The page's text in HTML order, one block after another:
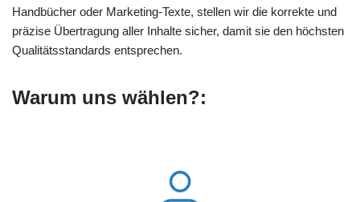
Handbücher oder Marketing-Texte, stellen wir die korrekte und
präzise Übertragung aller Inhalte sicher, damit sie den höchsten
Qualitätsstandards entsprechen.
Warum uns wählen?: